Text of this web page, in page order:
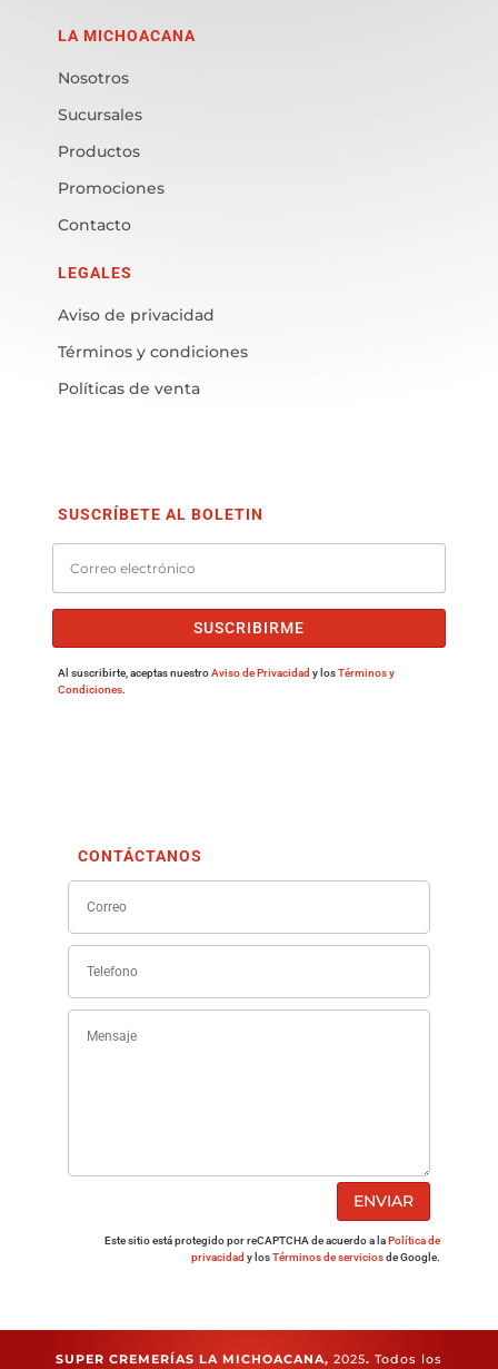
LA MICHOACANA
Nosotros
Sucursales
Productos
Promociones
Contacto
LEGALES
Aviso de privacidad
Términos y condiciones
Políticas de venta
SUSCRÍBETE AL BOLETIN
SUSCRIBIRME
Al suscribirte, aceptas nuestroAviso de Privacidad y losTérminos y
Condiciones.
CONTÁCTANOS
ENVIAR
Este sitio está protegido por reCAPTCHA de acuerdo a laPolítica de
privacidad y losTérminos de serviciosde Google.
SUPER CREMERÍAS LA MICHOACANA, 2025. Todos los